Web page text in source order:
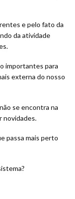
e pelo fato da
da atividade
importantes para
externa do nosso
se encontra na
novidades.
passa mais perto